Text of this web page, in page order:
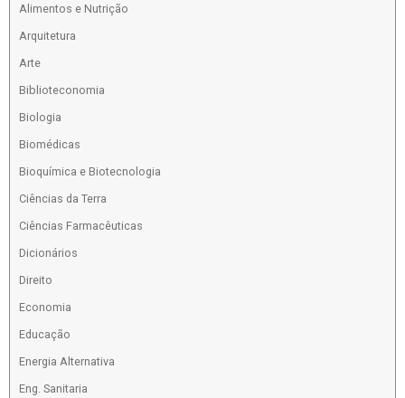
Alimentos e Nutrição
Arquitetura
Arte
Biblioteconomia
Biologia
Biomédicas
Bioquímica e Biotecnologia
Ciências da Terra
Ciências Farmacêuticas
Dicionários
Direito
Economia
Educação
Energia Alternativa
Eng. Sanitaria